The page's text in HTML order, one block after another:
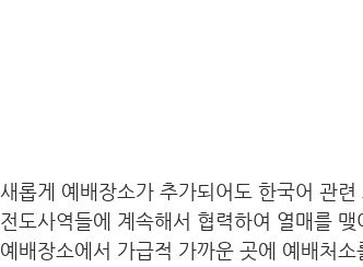
새롭게 예배장소가 추가되어도 한국어 관
전도사역들에 계속해서 협력하여 열매를
예배장소에서 가급적 가까운 곳에 예배처